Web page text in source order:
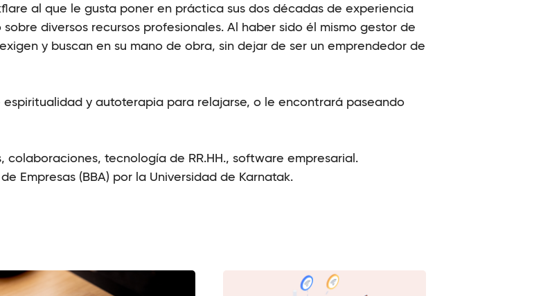
al que le gusta poner en práctica sus dos décadas de experiencia
diversos recursos profesionales. Al haber sido él mismo gestor de
y buscan en su mano de obra, sin dejar de ser un emprendedor de
y autoterapia para relajarse, o le encontrará paseando
colaboraciones, tecnología de RR.HH., software empresarial.
Empresas (BBA) por la Universidad de Karnatak.